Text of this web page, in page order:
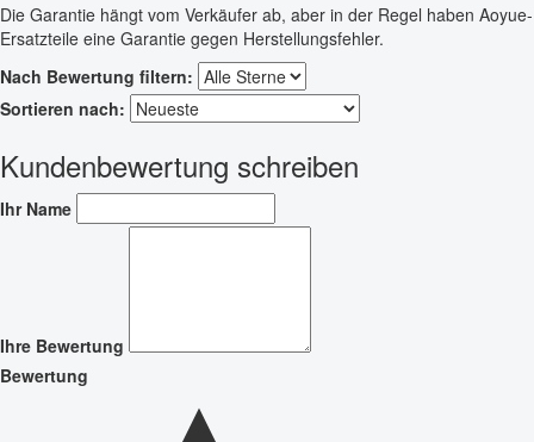
Die Garantie hängt vom Verkäufer ab, aber in der Regel haben Aoyue-
Ersatzteile eine Garantie gegen Herstellungsfehler.
Nach Bewertung filtern:
Sortieren nach:
Kundenbewertung schreiben
Ihr Name
Ihre Bewertung
Bewertung